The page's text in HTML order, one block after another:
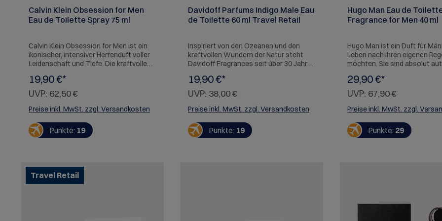
Calvin Klein Obsession for Men
Eau de Toilette Spray 75 ml
Calvin Klein Obsession for Men ist ein
ikonischer, intensiver Herrenduft voller
Leidenschaft und Tiefe. Die kraftvolle
mit warmen, orientalischen Nuancen
und einer sinnlichen Basis.
Ausdrucksstark, maskulin und zeitlos –
dieser Duft ist wie geschaffen für
unverwechselbarer Präsenz. Ideal für
den Abend oder besondere Momente.
19,90 €*
UVP: 62,50 €
Preise inkl. MwSt. zzgl. Versandkosten
Punkte: 19
Davidoff Parfums Indigo Male Eau
de Toilette 60 ml Travel Retail
Inspiriert von den Ozeanen und den
kraftvollen Wundern der Natur steht
Davidoff Fragrances seit über 30 Jahren
Energie – für Frauen und Männer
gleichermaßen. Auf der Suche nach
seltenen und intensiven Inhaltsstoffen
bereist Davidoff die Welt, um
erschaffen, die deine innere Natur
unterstreichen. Von der legendären
19,90 €*
UVP: 38,00 €
Preise inkl. MwSt. zzgl. Versandkosten
Punkte: 19
Hugo Man Eau de
Fragrance for Men 40 ml
Hugo Man ist ein Duft für
Leben nach ihren eigenen
möchten. Sie sind absolut
Regeln dazu da sind,
werden und dass man sein
maximal ausschöpfen sollte.
29,90 €*
UVP: 67,90 €
Preise inkl. MwSt. zzgl.
Punkte: 29
Travel Retail